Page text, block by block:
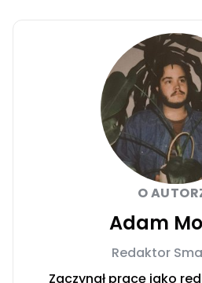
O
Adam
Redaktor
Zaczynał pracę jako